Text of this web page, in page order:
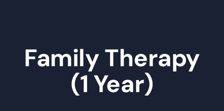
Family Therapy
(1 Year)